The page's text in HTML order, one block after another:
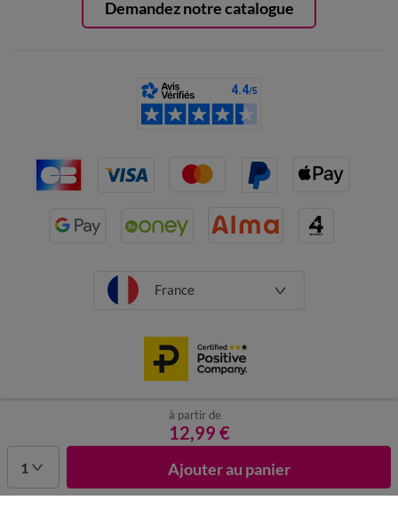
à partir de
12,99 €
1 Ajouter au panier
Demandez notre catalogue
France
Données personnelles